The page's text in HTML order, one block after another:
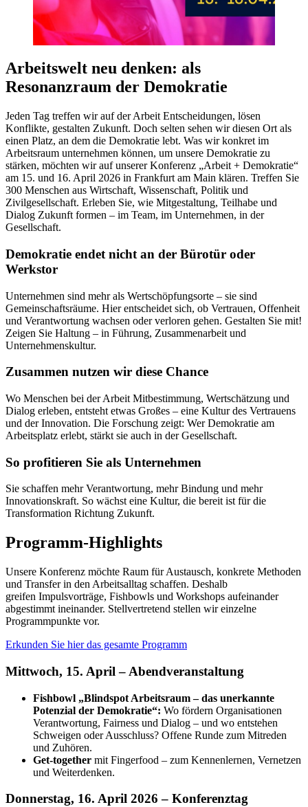
Arbeitswelt neu denken: als
Resonanzraum der Demokratie
Jeden Tag treffen wir auf der Arbeit Entscheidungen, lösen
Konflikte, gestalten Zukunft. Doch selten sehen wir diesen Ort als
einen Platz, an dem die Demokratie lebt. Was wir konkret im
Arbeitsraum unternehmen können, um unsere Demokratie zu
stärken, möchten wir auf unserer Konferenz „Arbeit + Demokratie“
am 15. und 16. April 2026 in Frankfurt am Main klären. Treffen Sie
300 Menschen aus Wirtschaft, Wissenschaft, Politik und
Zivilgesellschaft. Erleben Sie, wie Mitgestaltung, Teilhabe und
Dialog Zukunft formen – im Team, im Unternehmen, in der
Gesellschaft.
Demokratie endet nicht an der Bürotür oder
Werkstor
Unternehmen sind mehr als Wertschöpfungsorte – sie sind
Gemeinschaftsräume. Hier entscheidet sich, ob Vertrauen, Offenheit
und Verantwortung wachsen oder verloren gehen. Gestalten Sie mit!
Zeigen Sie Haltung – in Führung, Zusammenarbeit und
Unternehmenskultur.
Zusammen nutzen wir diese Chance
Wo Menschen bei der Arbeit Mitbestimmung, Wertschätzung und
Dialog erleben, entsteht etwas Großes – eine Kultur des Vertrauens
und der Innovation. Die Forschung zeigt: Wer Demokratie am
Arbeitsplatz erlebt, stärkt sie auch in der Gesellschaft.
So profitieren Sie als Unternehmen
Sie schaffen mehr Verantwortung, mehr Bindung und mehr
Innovationskraft. So wächst eine Kultur, die bereit ist für die
Transformation Richtung Zukunft.
Programm-Highlights
Unsere Konferenz möchte Raum für Austausch, konkrete Methoden
und Transfer in den Arbeitsalltag schaffen. Deshalb
greifen Impulsvorträge, Fishbowls und Workshops aufeinander
abgestimmt ineinander. Stellvertretend stellen wir einzelne
Programmpunkte vor.
Erkunden Sie hier das gesamte Programm
Mittwoch, 15. April – Abendveranstaltung
Fishbowl „Blindspot Arbeitsraum – das unerkannte
Potenzial der Demokratie“: Wo fördern Organisationen
Verantwortung, Fairness und Dialog – und wo entstehen
Schweigen oder Ausschluss? Offene Runde zum Mitreden
und Zuhören.
Get-together mit Fingerfood – zum Kennenlernen, Vernetzen
und Weiterdenken.
Donnerstag, 16. April 2026 – Konferenztag